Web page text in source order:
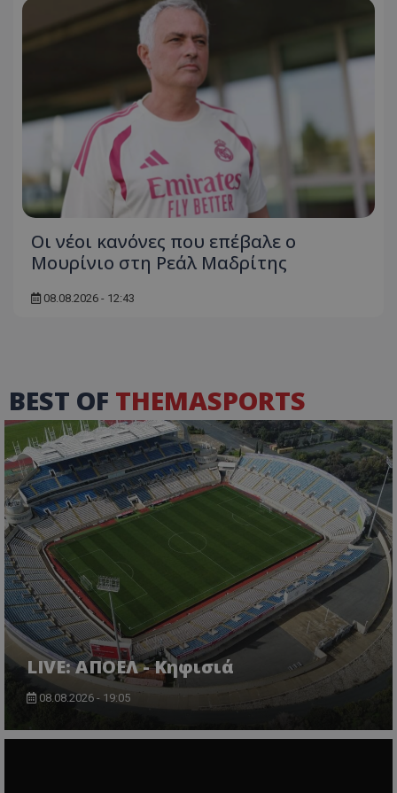
Οι νέοι κανόνες που επέβαλε ο
Μουρίνιο στη Ρεάλ Μαδρίτης
08.08.2026 - 12:43
BEST OF THEMASPORTS
LIVE: ΑΠΟΕΛ - Κηφισιά
08.08.2026 - 19:05